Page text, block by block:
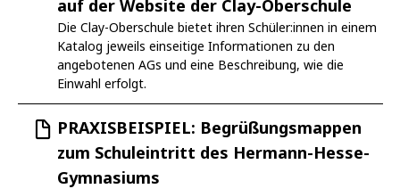
auf der Website der Clay-Oberschule
Die Clay-Oberschule bietet ihren Schüler:innen in einem
Katalog jeweils einseitige Informationen zu den
angebotenen AGs und eine Beschreibung, wie die
Einwahl erfolgt.
PRAXISBEISPIEL: Begrüßungsmappen
zum Schuleintritt des Hermann-Hesse-
Gymnasiums